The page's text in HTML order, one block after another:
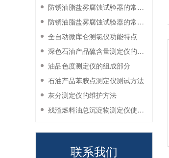
防锈油脂盐雾腐蚀试验器的常见故障与解决方法
防锈油脂盐雾腐蚀试验器的常见故障与解决方法
全自动微库仑测氯仪功能特点
深色石油产品硫含量测定仪的工作环境要求
油品色度测定仪的组成部分
石油产品苯胺点测定仪测试方法
灰分测定仪的维护方法
残渣燃料油总沉淀物测定仪使用注意事项
联系我们